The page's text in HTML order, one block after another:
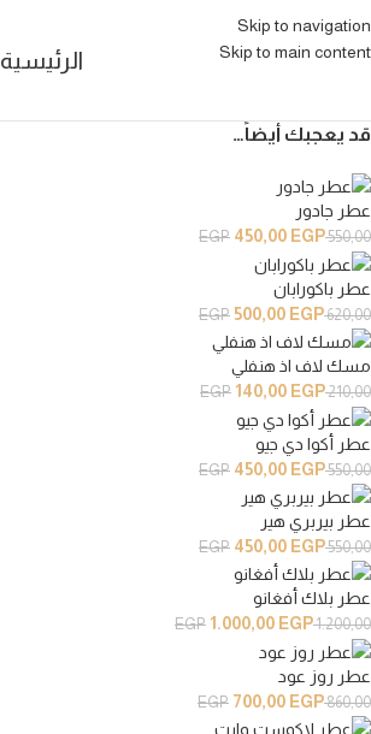
Skip to navigation
Skip to main content
الرئيسية
قد يعجبك أيضاً…
عطر جادور
550,00
EGP 450,00 EGP
عطر باكورابان
620,00
EGP 500,00 EGP
مسك لاف اذ هنفلي
210,00
EGP 140,00 EGP
عطر أكوا دي جيو
550,00
EGP 450,00 EGP
عطر بيربري هير
550,00
EGP 450,00 EGP
عطر بلاك أفغانو
1.200,00
EGP 1.000,00 EGP
عطر روز عود
860,00
EGP 700,00 EGP